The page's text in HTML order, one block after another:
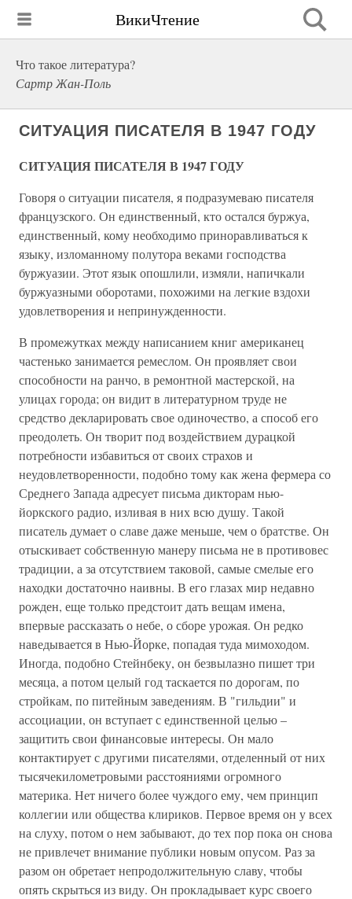
ВикиЧтение
Что такое литература?
Сартр Жан-Поль
СИТУАЦИЯ ПИСАТЕЛЯ В 1947 ГОДУ
СИТУАЦИЯ ПИСАТЕЛЯ В 1947 ГОДУ
Говоря о ситуации писателя, я подразумеваю писателя
французского. Он единственный, кто остался буржуа,
единственный, кому необходимо приноравливаться к
языку, изломанному полутора веками господства
буржуазии. Этот язык опошлили, измяли, напичкали
буржуазными оборотами, похожими на легкие вздохи
удовлетворения и непринужденности.
В промежутках между написанием книг американец
частенько занимается ремеслом. Он проявляет свои
способности на ранчо, в ремонтной мастерской, на
улицах города; он видит в литературном труде не
средство декларировать свое одиночество, а способ его
преодолеть. Он творит под воздействием дурацкой
потребности избавиться от своих страхов и
неудовлетворенности, подобно тому как жена фермера со
Среднего Запада адресует письма дикторам нью-
йоркского радио, изливая в них всю душу. Такой
писатель думает о славе даже меньше, чем о братстве. Он
отыскивает собственную манеру письма не в противовес
традиции, а за отсутствием таковой, самые смелые его
находки достаточно наивны. В его глазах мир недавно
рожден, еще только предстоит дать вещам имена,
впервые рассказать о небе, о сборе урожая. Он редко
наведывается в Нью-Йорке, попадая туда мимоходом.
Иногда, подобно Стейнбеку, он безвылазно пишет три
месяца, а потом целый год таскается по дорогам, по
стройкам, по питейным заведениям. В "гильдии" и
ассоциации, он вступает с единственной целью –
защитить свои финансовые интересы. Он мало
контактирует с другими писателями, отделенный от них
тысячекилометровыми расстояниями огромного
материка. Нет ничего более чуждого ему, чем принцип
коллегии или общества клириков. Первое время он у всех
на слуху, потом о нем забывают, до тех пор пока он снова
не привлечет внимание публики новым опусом. Раз за
разом он обретает непродолжительную славу, чтобы
опять скрыться из виду. Он прокладывает курс своего